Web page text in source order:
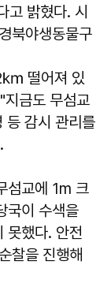
고 밝혔다. 시
북야생동물구
㎞ 떨어져 있
지금도 무섬교
등 감시 관리를
섬교에 1m 크
국이 수색을
못했다. 안전
찰을 진행해